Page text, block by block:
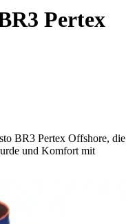
Pertex
BR3 Pertex Offshore, die
und Komfort mit